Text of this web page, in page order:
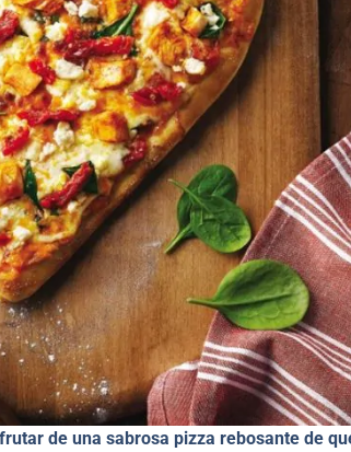
de una sabrosa pizza rebosante de